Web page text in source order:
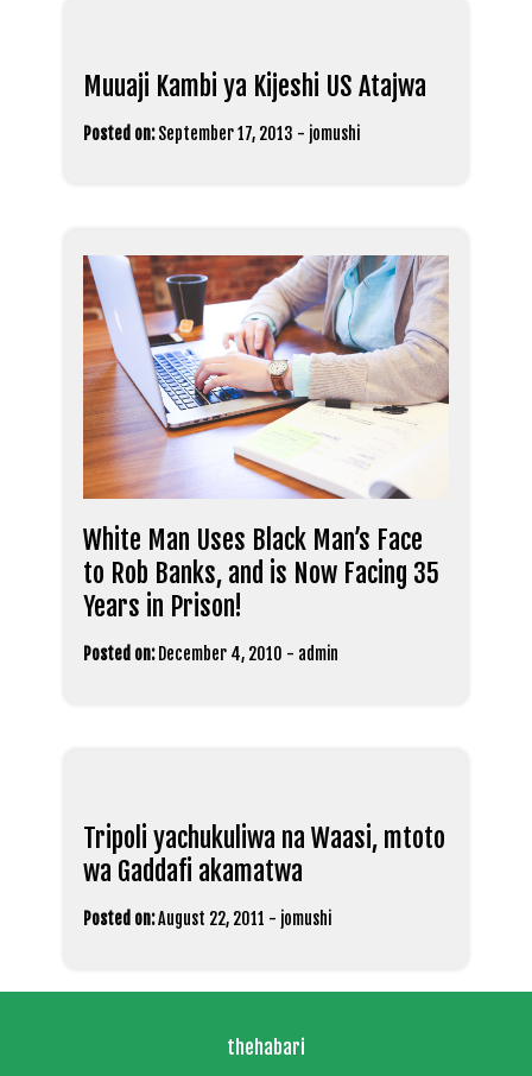
Muuaji Kambi ya Kijeshi US Atajwa
Posted on: September 17, 2013 - jomushi
White Man Uses Black Man’s Face
to Rob Banks, and is Now Facing 35
Years in Prison!
Posted on: December 4, 2010 - admin
Tripoli yachukuliwa na Waasi, mtoto
wa Gaddafi akamatwa
Posted on:August 22, 2011 - jomushi
thehabari